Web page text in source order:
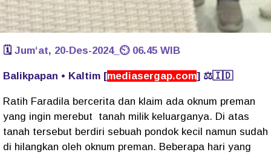
🗓️ Jum‘at, 20-Des-2024_⏲️ 06.45 WIB
Balikpapan • Kaltim [mediasergap.com] ⚖️🇮🇩
Ratih Faradila bercerita dan klaim ada oknum preman
yang ingin merebut tanah milik keluarganya. Di atas
tanah tersebut berdiri sebuah pondok kecil namun sudah
di hilangkan oleh oknum preman. Beberapa hari yang